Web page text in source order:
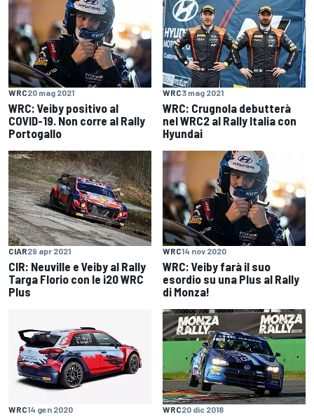
WRC20 mag 2021
WRC: Veiby positivo al
COVID-19. Non corre al Rally
Portogallo
WRC3 mag 2021
WRC: Crugnola debutterà
nel WRC2 al Rally Italia con
Hyundai
CIAR29 apr 2021
CIR: Neuville e Veiby al Rally
Targa Florio con le i20 WRC
Plus
WRC14 nov 2020
WRC: Veiby farà il suo
esordio su una Plus al Rally
di Monza!
WRC14 gen 2020 WRC20 dic 2018